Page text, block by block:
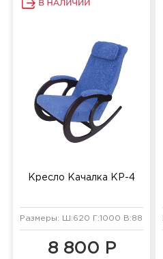
Кресло Качалка КР-4
Размеры: Ш:620 Г:1000 В:880 мм
8 800 Р